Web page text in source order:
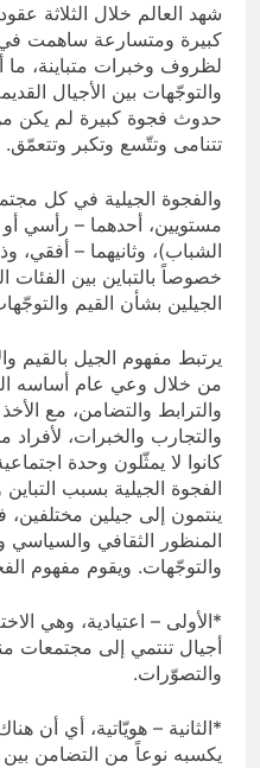
شهد العالم خلال الثلاثة
كبيرة ومتسارعة ساهمت في
لظروف وخبرات متباينة، ما
والتوجّهات بين الأجيال
حدوث فجوة كبيرة لم يكن
تتنامى وتتّسع وتكبر وتتعمّق.
والفجوة الجيلية في كل
مستويين، أحدهما – رأسي
الشباب)، وثانيهما –
خصوصاً بالتباين بين الفئات
الجيلين بشأن القيم
يرتبط مفهوم الجيل بالقيم
من خلال وعي عام أساسه
والترابط والتضامن، مع
والتجارب والخبرات،
كانوا لا يمثّلون وحدة
الفجوة الجيلية بسبب التباين
ينتمون إلى جيلين مختلفين،
المنظور الثقافي
والتوجّهات. ويقوم مفهوم
*الأولى – اعتيادية، وهي
أجيال تنتمي إلى مجتمعات
والتصوّرات.
*الثانية – هويّاتية، أي أن
يكسبه نوعاً من التضامن بين